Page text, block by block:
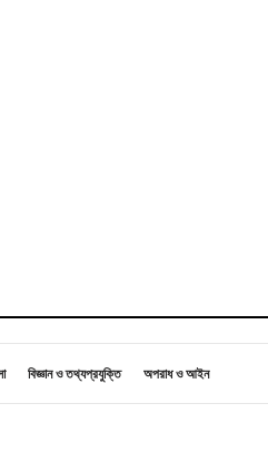
বিজ্ঞান ও তথ্যপ্রযুক্তি অপরাধ ও আইন